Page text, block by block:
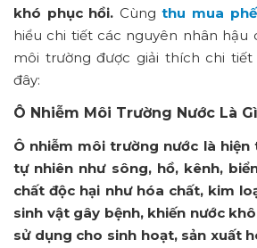
khó phục hồi. Cùngthu mua
hiểu chi tiết các nguyên nhân hậu
môi trường được giải thích chi
đây:
Ô Nhiễm Môi Trường Nước Là
Ô nhiễm môi trường nước là hiện
tự nhiên như sông, hồ, kênh,
chất độc hại như hóa chất, kim
sinh vật gây bệnh, khiến nước
sử dụng cho sinh hoạt, sản xuất